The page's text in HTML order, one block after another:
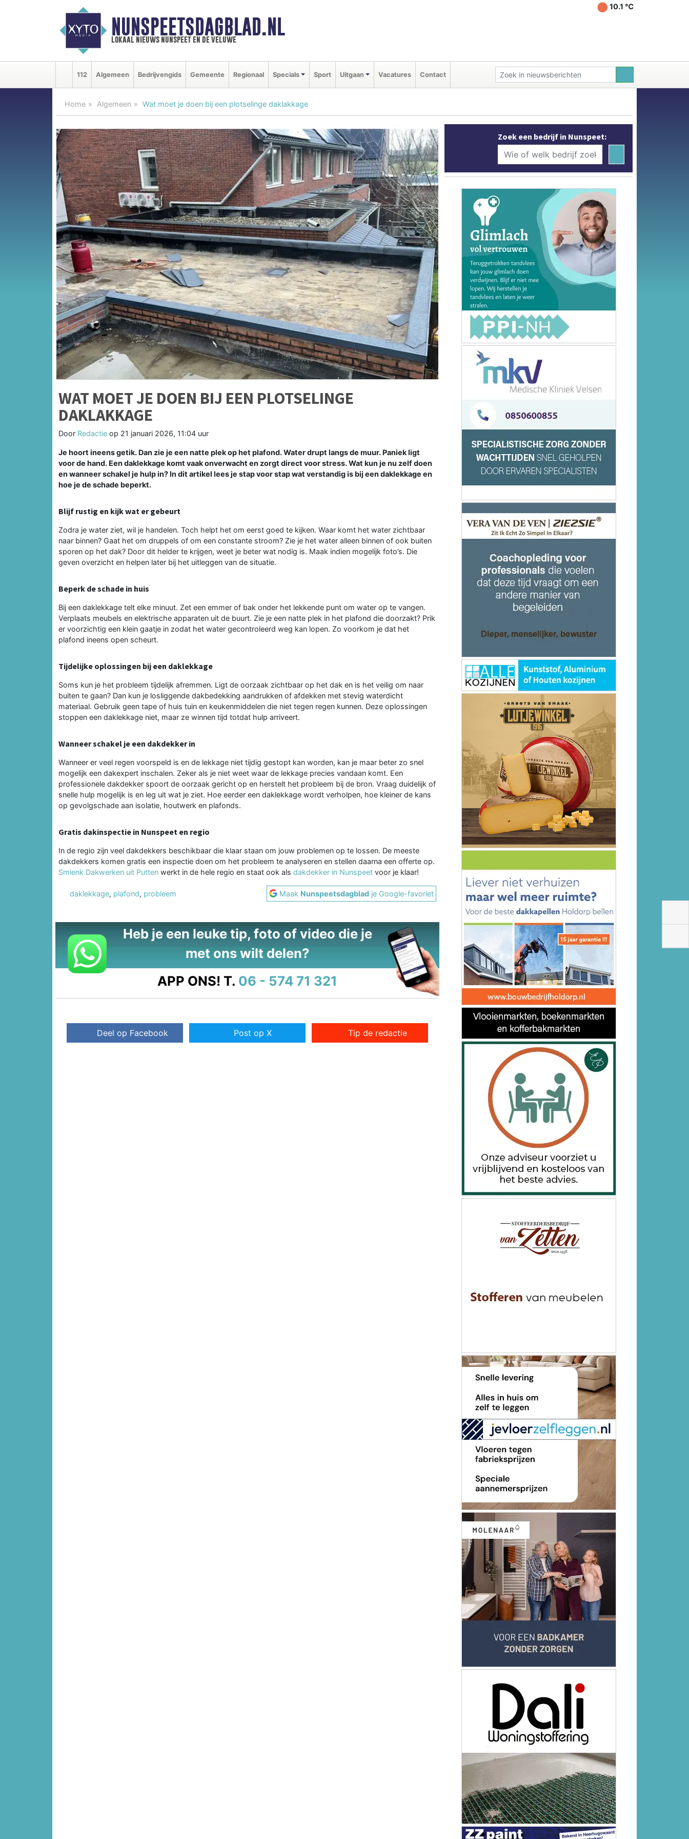
NUNSPEETSDAGBLAD.NL
lokaal nieuws nunspeet en de veluwe
10.1 ℃
112 Algemeen Bedrijvengids Gemeente Regionaal Specials Sport Uitgaan Vacatures Contact
Home Algemeen Wat moet je doen bij een plotselinge daklakkage
WAT MOET JE DOEN BIJ EEN PLOTSELINGE
DAKLAKKAGE
Door Redactie op 21 januari 2026, 11:04 uur
Je hoort ineens getik. Dan zie je een natte plek op het plafond. Water drupt langs de muur. Paniek ligt
voor de hand. Een daklekkage komt vaak onverwacht en zorgt direct voor stress. Wat kun je nu zelf doen
en wanneer schakel je hulp in? In dit artikel lees je stap voor stap wat verstandig is bij een daklekkage en
hoe je de schade beperkt.
Blijf rustig en kijk wat er gebeurt
Zodra je water ziet, wil je handelen. Toch helpt het om eerst goed te kijken. Waar komt het water zichtbaar
naar binnen? Gaat het om druppels of om een constante stroom? Zie je het water alleen binnen of ook buiten
sporen op het dak? Door dit helder te krijgen, weet je beter wat nodig is. Maak indien mogelijk foto’s. Die
geven overzicht en helpen later bij het uitleggen van de situatie.
Beperk de schade in huis
Bij een daklekkage telt elke minuut. Zet een emmer of bak onder het lekkende punt om water op te vangen.
Verplaats meubels en elektrische apparaten uit de buurt. Zie je een natte plek in het plafond die doorzakt? Prik
er voorzichtig een klein gaatje in zodat het water gecontroleerd weg kan lopen. Zo voorkom je dat het
plafond ineens open scheurt.
Tijdelijke oplossingen bij een daklekkage
Soms kun je het probleem tijdelijk afremmen. Ligt de oorzaak zichtbaar op het dak en is het veilig om naar
buiten te gaan? Dan kun je losliggende dakbedekking aandrukken of afdekken met stevig waterdicht
materiaal. Gebruik geen tape of huis tuin en keukenmiddelen die niet tegen regen kunnen. Deze oplossingen
stoppen een daklekkage niet, maar ze winnen tijd totdat hulp arriveert.
Wanneer schakel je een dakdekker in
Wanneer er veel regen voorspeld is en de lekkage niet tijdig gestopt kan worden, kan je maar beter zo snel
mogelijk een dakexpert inschalen. Zeker als je niet weet waar de lekkage precies vandaan komt. Een
professionele dakdekker spoort de oorzaak gericht op en herstelt het probleem bij de bron. Vraag duidelijk of
snelle hulp mogelijk is en leg uit wat je ziet. Hoe eerder een daklekkage wordt verholpen, hoe kleiner de kans
op gevolgschade aan isolatie, houtwerk en plafonds.
Gratis dakinspectie in Nunspeet en regio
In de regio zijn veel dakdekkers beschikbaar die klaar staan om jouw problemen op te lossen. De meeste
dakdekkers komen gratis een inspectie doen om het probleem te analyseren en stellen daarna een offerte op.
Smienk Dakwerken uit Putten werkt in de hele regio en staat ook als dakdekker in Nunspeet voor je klaar!
daklekkage, plafond, probleem Maak Nunspeetsdagblad je Google-favoriet
Heb je een leuke tip, foto of video die je
met ons wilt delen?
APP ONS! T. 06 - 574 71 321
Deel op Facebook Post op X Tip de redactie
Zoek een bedrijf in Nunspeet: